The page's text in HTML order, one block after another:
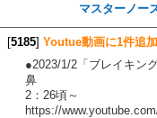
マスターノー
[5185] Youtue動画に1件追加
●2023/1/2「ブレイキン
鼻
2：26頃～
https://